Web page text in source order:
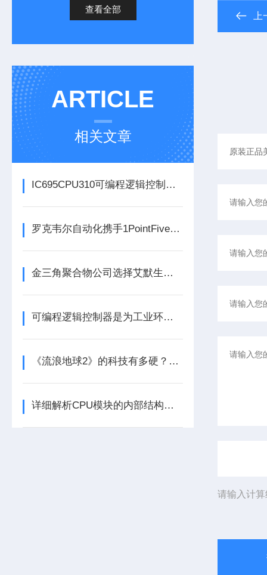
查看全部
ARTICLE
相关文章
IC695CPU310可编程逻辑控制器在各行业中具体应用分享
罗克韦尔自动化携手1PointFive 签署直接空气捕获碳去除信用协议
金三角聚合物公司选择艾默生为其新建工厂提供设备数字自动化技术以及软件
可编程逻辑控制器是为工业环境设计的数字运算控制系统
《流浪地球2》的科技有多硬？工业移动机器人首登大银幕
详细解析CPU模块的内部结构及其功能
请输入计